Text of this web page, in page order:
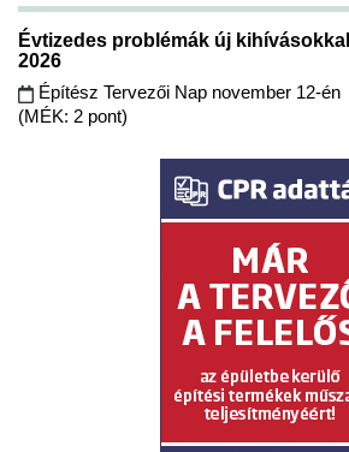
Évtizedes problémák új
2026
Építész Tervezői Nap november 12-én
(MÉK: 2 pont)